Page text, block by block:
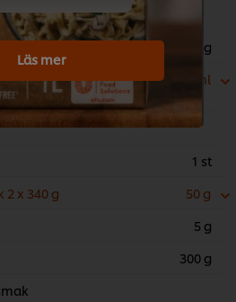
400 g
- flaska, 6
30 ml
1 st
2 x 340 g
50 g
5 g
300 g
Läs mer